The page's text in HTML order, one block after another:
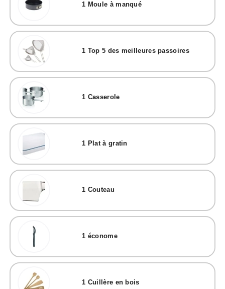
1 Moule à manqué
1 Top 5 des meilleures passoires
1 Casserole
1 Plat à gratin
1 Couteau
1 économe
1 Cuillère en bois